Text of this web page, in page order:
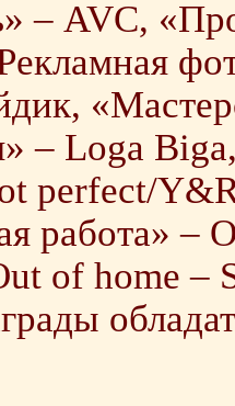
– AVC,
– Loga
perfect/
работа» –
of home –